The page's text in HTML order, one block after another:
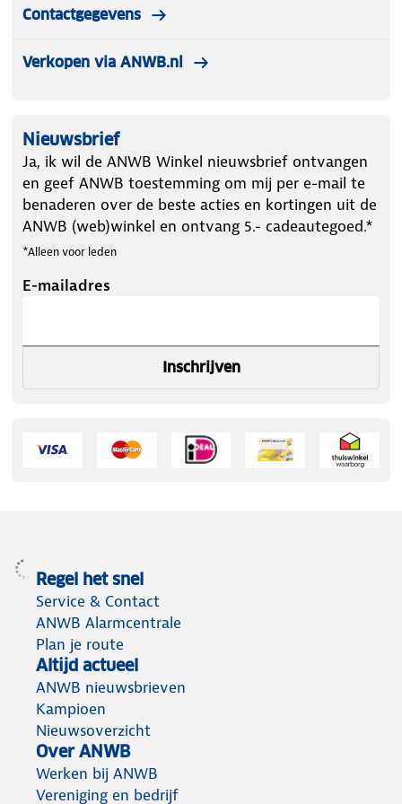
Vizorz skibril Wit - Inclusief hardcase en opberghoes
Bij aankoop ontvang je het volgende in de
opberghoes
Contactgegevens
Verkopen via ANWB.nl
Nieuwsbrief
Ja, ik wil de ANWB Winkel nieuwsbrief ontvangen
en geef ANWB toestemming om mij per e-mail te
benaderen over de beste acties en kortingen uit de
ANWB (web)winkel en ontvang 5.- cadeautegoed.*
*Alleen voor leden
E-mailadres
Inschrijven
Regel het snel
Service & Contact
ANWB Alarmcentrale
Plan je route
Altijd actueel
ANWB nieuwsbrieven
Kampioen
Nieuwsoverzicht
Over ANWB
Werken bij ANWB
Vereniging en bedrijf